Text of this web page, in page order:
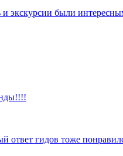
экскурсии были
ответ гидов тоже